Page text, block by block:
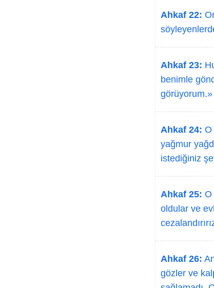
Ahkaf 22:
Ahkaf 23:
benimle
Ahkaf 24: O
yağmur
istediğiniz
Ahkaf 25: O
oldular ve
Ahkaf 26:
gözler ve